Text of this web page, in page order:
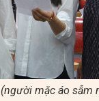
mặc áo sẫm